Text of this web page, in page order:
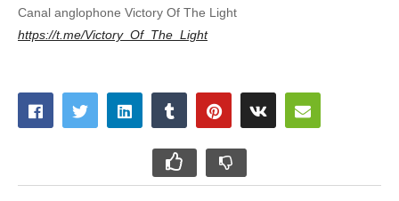
Canal anglophone Victory Of The Light
https://t.me/Victory_Of_The_Light